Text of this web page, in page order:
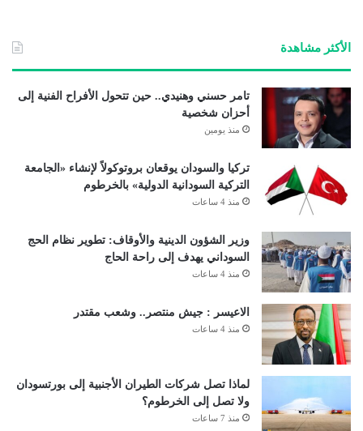
الأكثر مشاهدة
تامر حسني وهنيدي.. حين تتحول الأفراح الفنية إلى
أحزان شخصية
منذ يومين
تركيا والسودان يوقعان بروتوكولاً لإنشاء «الجامعة
التركية السودانية الدولية» بالخرطوم
منذ 4 ساعات
وزير الشؤون الدينية والأوقاف: تطوير نظام الحج
السوداني يهدف إلى راحة الحاج
منذ 4 ساعات
الاعيسر : جيش منتصر.. وشعب مقتدر
منذ 4 ساعات
لماذا تصل شركات الطيران الأجنبية إلى بورتسودان
ولا تصل إلى الخرطوم؟
منذ 7 ساعات